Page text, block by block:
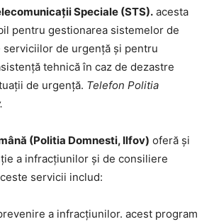
Speciale (STS). acesta
pentru gestionarea sistemelor de
serviciilor de urgență și pentru
tehnică în caz de dezastre
de urgență. Telefon Politia
(Politia Domnesti, Ilfov) oferă și
a infracțiunilor și de consiliere
servicii includ:
a infracțiunilor. acest program